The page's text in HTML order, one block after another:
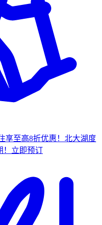
享至高8折优惠！ 北大湖度
立 即预订